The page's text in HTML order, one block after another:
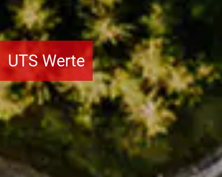
UTS Werte